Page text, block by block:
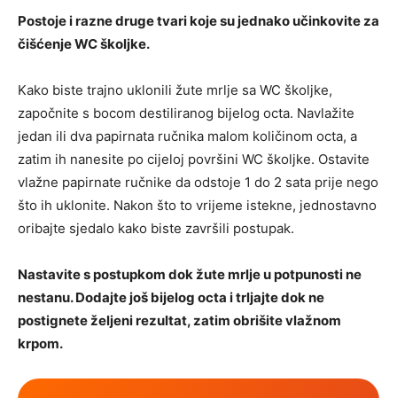
Postoje i razne druge tvari koje su jednako učinkovite za
čišćenje WC školjke.
Kako biste trajno uklonili žute mrlje sa WC školjke,
započnite s bocom destiliranog bijelog octa. Navlažite
jedan ili dva papirnata ručnika malom količinom octa, a
zatim ih nanesite po cijeloj površini WC školjke. Ostavite
vlažne papirnate ručnike da odstoje 1 do 2 sata prije nego
što ih uklonite. Nakon što to vrijeme istekne, jednostavno
oribajte sjedalo kako biste završili postupak.
Nastavite s postupkom dok žute mrlje u potpunosti ne
nestanu. Dodajte još bijelog octa i trljajte dok ne
postignete željeni rezultat, zatim obrišite vlažnom
krpom.